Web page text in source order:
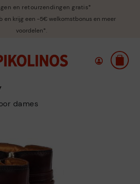
en retourzendingen gratis*
en krijg een -5€ welkomstbonus en meer
voordelen*.
dames